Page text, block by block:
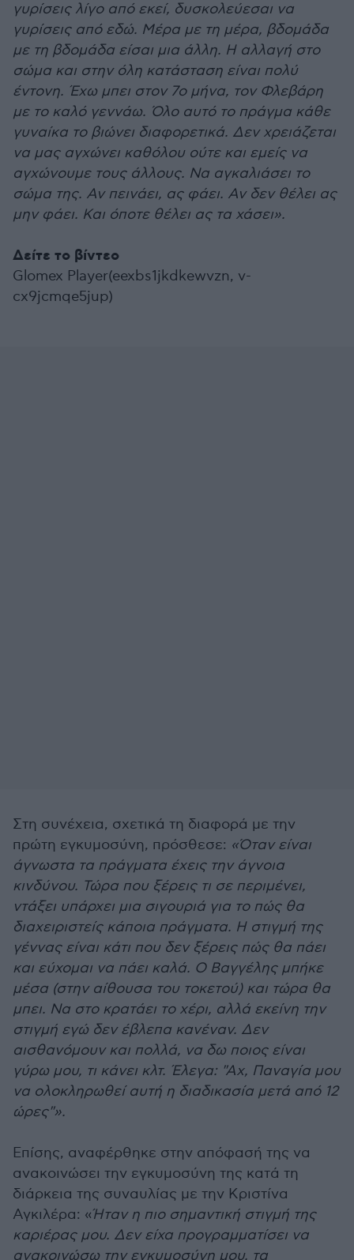
γυρίσεις λίγο από εκεί, δυσκολεύεσαι να
γυρίσεις από εδώ. Μέρα με τη μέρα, βδομάδα
με τη βδομάδα είσαι μια άλλη. Η αλλαγή στο
σώμα και στην όλη κατάσταση είναι πολύ
έντονη. Έχω μπει στον 7ο μήνα, τον Φλεβάρη
με το καλό γεννάω. Όλο αυτό το πράγμα κάθε
γυναίκα το βιώνει διαφορετικά. Δεν χρειάζεται
να μας αγχώνει καθόλου ούτε και εμείς να
αγχώνουμε τους άλλους. Να αγκαλιάσει το
σώμα της. Αν πεινάει, ας φάει. Αν δεν θέλει ας
μην φάει. Και όποτε θέλει ας τα χάσει».
Δείτε το βίντεο
Glomex Player(eexbs1jkdkewvzn, v-
cx9jcmqe5jup)
Στη συνέχεια, σχετικά τη διαφορά με την
πρώτη εγκυμοσύνη, πρόσθεσε: «Όταν είναι
άγνωστα τα πράγματα έχεις την άγνοια
κινδύνου. Τώρα που ξέρεις τι σε περιμένει,
ντάξει υπάρχει μια σιγουριά για το πώς θα
διαχειριστείς κάποια πράγματα. Η στιγμή της
γέννας είναι κάτι που δεν ξέρεις πώς θα πάει
και εύχομαι να πάει καλά. Ο Βαγγέλης μπήκε
μέσα (στην αίθουσα του τοκετού) και τώρα θα
μπει. Να στο κρατάει το χέρι, αλλά εκείνη την
στιγμή εγώ δεν έβλεπα κανέναν. Δεν
αισθανόμουν και πολλά, να δω ποιος είναι
γύρω μου, τι κάνει κλτ. Έλεγα: "Αχ, Παναγία μου
να ολοκληρωθεί αυτή η διαδικασία μετά από 12
ώρες"».
Επίσης, αναφέρθηκε στην απόφασή της να
ανακοινώσει την εγκυμοσύνη της κατά τη
διάρκεια της συναυλίας με την Κριστίνα
Αγκιλέρα: «Ήταν η πιο σημαντική στιγμή της
καριέρας μου. Δεν είχα προγραμματίσει να
ανακοινώσω την εγκυμοσύνη μου, τα